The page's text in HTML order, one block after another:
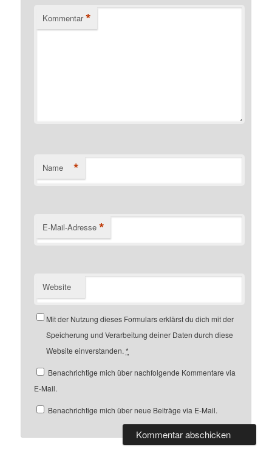
Kommentar *
Name *
E-Mail-Adresse *
Website
Mit der Nutzung dieses Formulars erklärst du dich mit der
Speicherung und Verarbeitung deiner Daten durch diese
Website einverstanden.*
Benachrichtige mich über nachfolgende Kommentare via
E-Mail.
Benachrichtige mich über neue Beiträge via E-Mail.